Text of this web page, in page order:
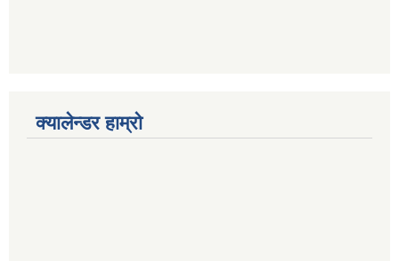
क्यालेन्डर हाम्रो